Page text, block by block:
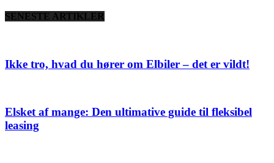
SENESTE ARTIKLER
Ikke tro, hvad du hører om Elbiler – det er vildt!
Elsket af mange: Den ultimative guide til fleksibel
leasing